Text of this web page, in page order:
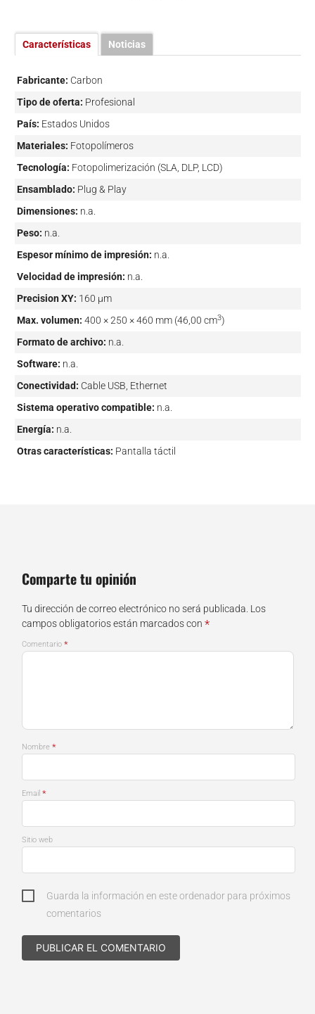
Características Noticias
Fabricante: Carbon
Tipo de oferta: Profesional
País: Estados Unidos
Materiales: Fotopolímeros
Tecnología: Fotopolimerización (SLA, DLP, LCD)
Ensamblado: Plug & Play
Dimensiones: n.a.
Peso: n.a.
Espesor mínimo de impresión: n.a.
Velocidad de impresión: n.a.
Precision XY: 160 µm
Max. volumen: 400 × 250 × 460 mm (46,00 cm3)
Formato de archivo: n.a.
Software: n.a.
Conectividad: Cable USB, Ethernet
Sistema operativo compatible: n.a.
Energía: n.a.
Otras características: Pantalla táctil
Comparte tu opinión
Tu dirección de correo electrónico no será publicada. Los
campos obligatorios están marcados con *
Comentario *
Nombre *
Email *
Sitio web
Guarda la información en este ordenador para próximos
comentarios